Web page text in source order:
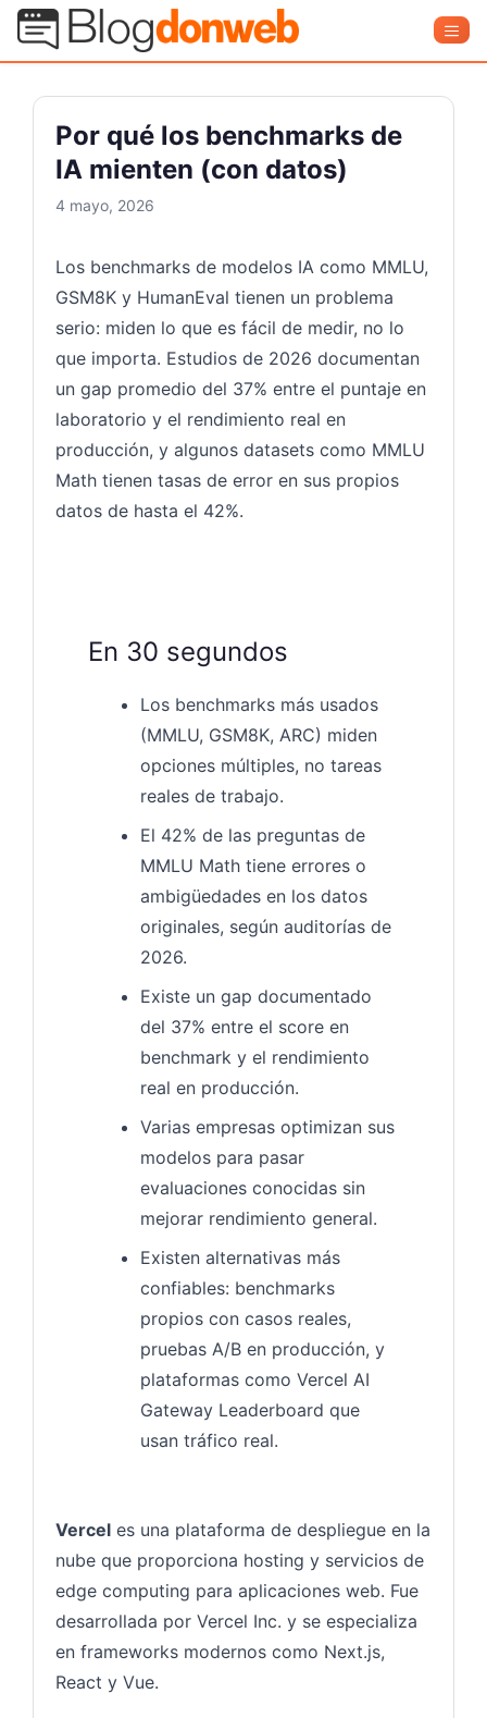
Saltar
contenido
Blog Donweb
Por qué los benchmarks de
IA mienten (con datos)
4 mayo, 2026
Los benchmarks de modelos IA como MMLU,
GSM8K y HumanEval tienen un problema
serio: miden lo que es fácil de medir, no lo
que importa. Estudios de 2026 documentan
un gap promedio del 37% entre el puntaje en
laboratorio y el rendimiento real en
producción, y algunos datasets como MMLU
Math tienen tasas de error en sus propios
datos de hasta el 42%.
En 30 segundos
Los benchmarks más usados
(MMLU, GSM8K, ARC) miden
opciones múltiples, no tareas
reales de trabajo.
El 42% de las preguntas de
MMLU Math tiene errores o
ambigüedades en los datos
originales, según auditorías de
2026.
Existe un gap documentado
del 37% entre el score en
benchmark y el rendimiento
real en producción.
Varias empresas optimizan sus
modelos para pasar
evaluaciones conocidas sin
mejorar rendimiento general.
Existen alternativas más
confiables: benchmarks
propios con casos reales,
pruebas A/B en producción, y
plataformas como Vercel AI
Gateway Leaderboard que
usan tráfico real.
Vercel es una plataforma de despliegue en la
nube que proporciona hosting y servicios de
edge computing para aplicaciones web. Fue
desarrollada por Vercel Inc. y se especializa
en frameworks modernos como Next.js,
React y Vue.